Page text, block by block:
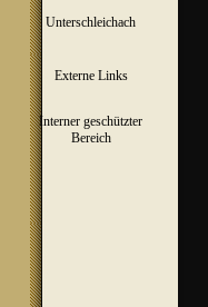
Unterschleichach
Externe Links
Interner geschützter
Bereich